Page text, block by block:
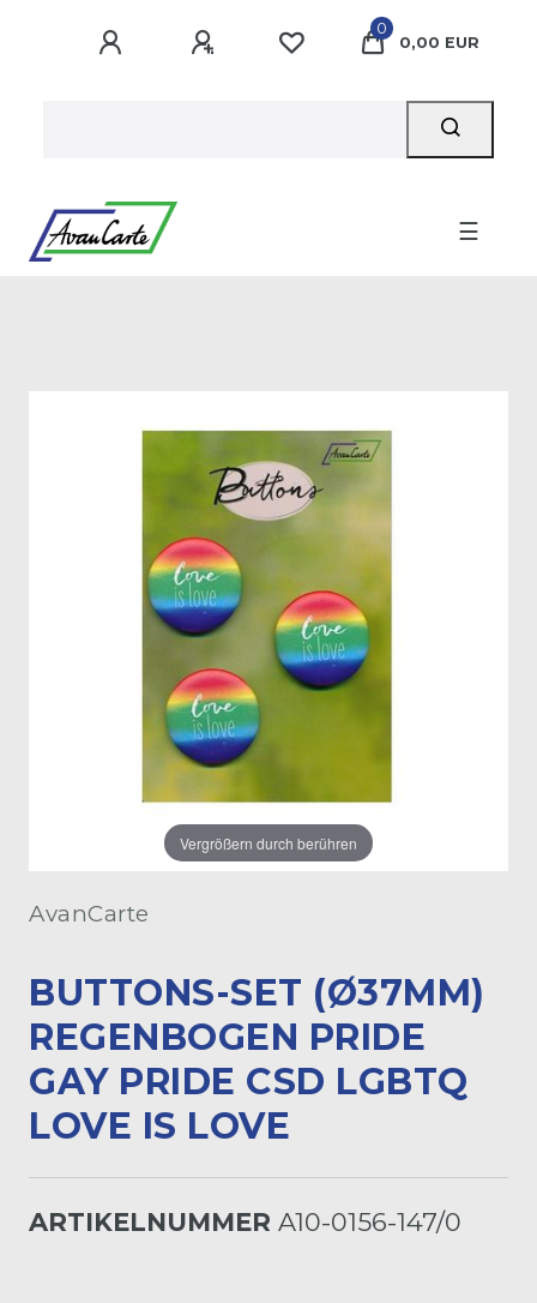
0
0,00 EUR
☰
Vergrößern durch berühren
AvanCarte
BUTTONS-SET (Ø37MM)
REGENBOGEN PRIDE
GAY PRIDE CSD LGBTQ
LOVE IS LOVE
ARTIKELNUMMER A10-0156-147/0